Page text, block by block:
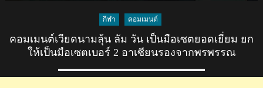
กีฬา คอมเมนต์
คอมเมนต์เวียดนามลุ้น ลัม วัน เป็นมือเซตยอดเยี่ยม ยก
ให้เป็นมือเซตเบอร์ 2 อาเซียนรองจากพรพรรณ